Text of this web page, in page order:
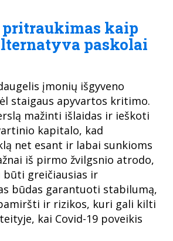
kaip
paskolai
įmonių išgyveno
staigaus apyvartos kritimo.
mažinti išlaidas ir ieškoti
kapitalo, kad
net esant ir labai sunkioms
iš pirmo žvilgsnio atrodo,
būti greičiausias ir
būdas garantuoti stabilumą,
ir rizikos, kuri gali kilti
kai Covid-19 poveikis